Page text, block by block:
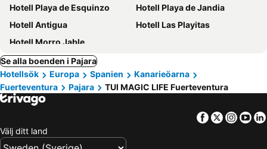
Hotell Playa de Esquinzo
Hotell Playa de Jandia
Hotell Antigua
Hotell Las Playitas
Hotell Morro Jable
Se alla boenden i Pajara
Hotellsök
Europa Spanien
Kanarieöarna
Fuerteventura
Pajara TUI MAGIC LIFE Fuerteventura
Facebook
Twitter
Välj ditt land